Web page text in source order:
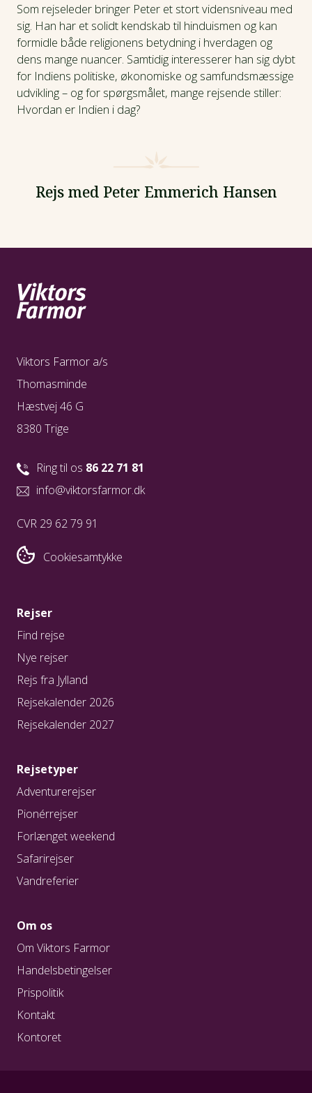
Som rejseleder bringer Peter et stort vidensniveau med
sig. Han har et solidt kendskab til hinduismen og kan
formidle både religionens betydning i hverdagen og
dens mange nuancer. Samtidig interesserer han sig dybt
for Indiens politiske, økonomiske og samfundsmæssige
udvikling – og for spørgsmålet, mange rejsende stiller:
Hvordan er Indien i dag?
Rejs med Peter Emmerich Hansen
Viktors Farmor a/s
Thomasminde
Hæstvej 46 G
8380 Trige
Ring til os 86 22 71 81
info@viktorsfarmor.dk
CVR 29 62 79 91
Cookiesamtykke
Rejser
Find rejse
Nye rejser
Rejs fra Jylland
Rejsekalender 2026
Rejsekalender 2027
Rejsetyper
Adventurerejser
Pionérrejser
Forlænget weekend
Safarirejser
Vandreferier
Om os
Om Viktors Farmor
Handelsbetingelser
Prispolitik
Kontakt
Kontoret